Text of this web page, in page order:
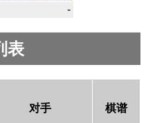
-
表
对手 棋谱